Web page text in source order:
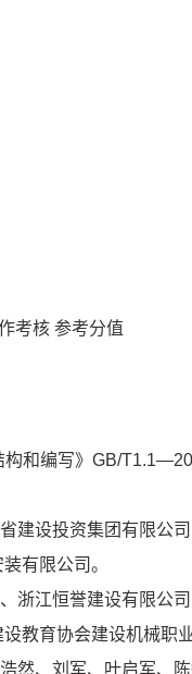
考核 参考分值
和编写》GB/
建设投资集团有限公
有限公司。
浙江恒誉建设有限公
教育协会建设机械职
然、刘军、叶启军、